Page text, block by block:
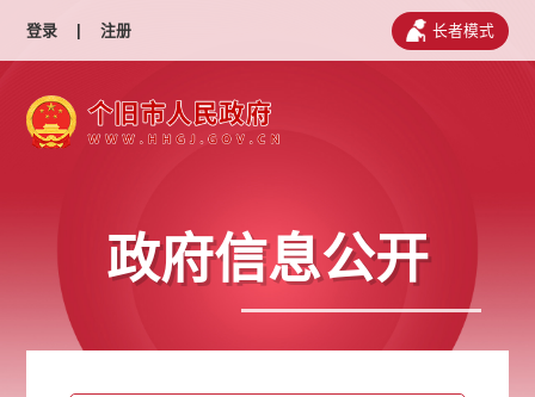
登录 | 注册 长者模式
政府信息公开